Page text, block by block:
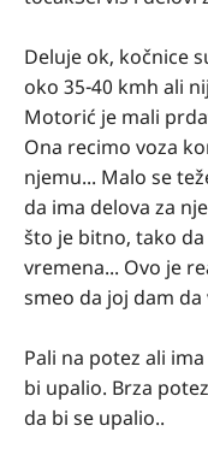
Deluje ok, kočnice
oko 35-40 kmh ali
Motorić je mali
Ona recimo voza
njemu... Malo se
da ima delova za
što je bitno, tako
vremena... Ovo je
smeo da joj dam
Pali na potez ali
bi upalio. Brza
da bi se upalio..